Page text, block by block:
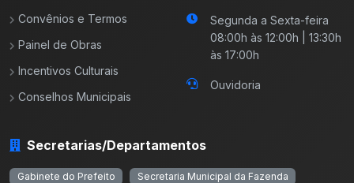
Convênios e Termos
Painel de Obras
Incentivos Culturais
Conselhos Municipais
Segunda a Sexta-feira
08:00h às 12:00h | 13:30h
às 17:00h
Ouvidoria
Secretarias/Departamentos
Gabinete do Prefeito
Secretaria Municipal da Fazenda